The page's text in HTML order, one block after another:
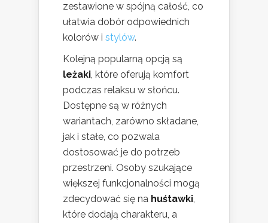
zestawione w spójną całość, co
ułatwia dobór odpowiednich
kolorów i stylów.
Kolejną popularną opcją są
leżaki, które oferują komfort
podczas relaksu w słońcu.
Dostępne są w różnych
wariantach, zarówno składane,
jak i stałe, co pozwala
dostosować je do potrzeb
przestrzeni. Osoby szukające
większej funkcjonalności mogą
zdecydować się na huśtawki,
które dodają charakteru, a